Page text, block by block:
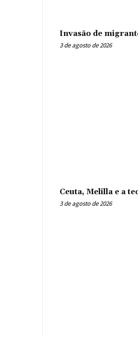
Invasão de
3 de agosto de 2026
Ceuta, Melilla e a
3 de agosto de 2026